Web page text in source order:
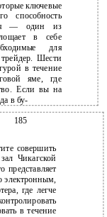
ключевые
способность
— один из
в себе
для
Шести
в течение
яме, где
Если вы на
в бу-
185
совершить
Чикагской
представляет
электронным,
где легче
в течение